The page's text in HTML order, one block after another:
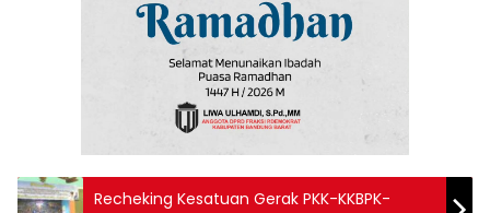
Recheking Kesatuan Gerak PKK-KKBPK-